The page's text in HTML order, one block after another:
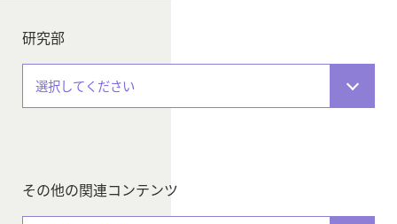
研究部
選択してください
その他の関連コンテンツ